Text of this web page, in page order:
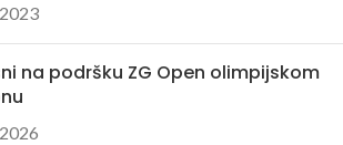
na podršku ZG Open olimpijskom